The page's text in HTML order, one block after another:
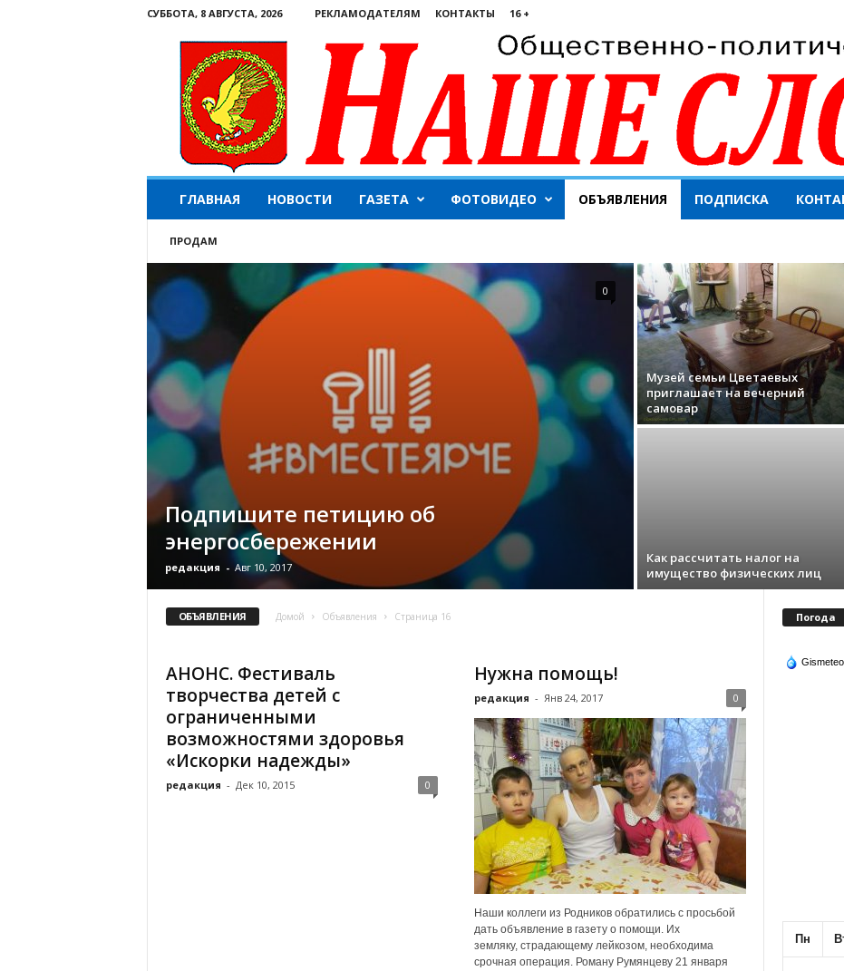
СУББОТА, 8 АВГУСТА, 2026 РЕКЛАМОДАТЕЛЯМ КОНТАКТЫ 16 +
ш
с
о
в
К
о
х
а
ГЛАВНАЯ НОВОСТИ ГАЗЕТА ФОТОВИДЕО ОБЪЯВЛЕНИЯ ПОДПИСКА
ПРОДАМ
Подпишите петицию об
энергосбережении
редакция - Авг 10, 2017
0
Музей семьи Цветаевых
приглашает на вечерний
самовар
Как рассчитать налог на
имущество физических лиц
ОБЪЯВЛЕНИЯ Домой Объявления Страница 16
АНОНС. Фестиваль
творчества детей с
ограниченными
возможностями здоровья
«Искорки надежды»
редакция - Дек 10, 2015 0
Нужна помощь!
редакция - Янв 24, 2017 0
Наши коллеги из Родников обратились с просьбой
дать объявление в газету о помощи. Их
земляку, страдающему лейкозом, необходима
срочная операция. Роману Румянцеву 21 января
Погода
Gismeteo
Пн